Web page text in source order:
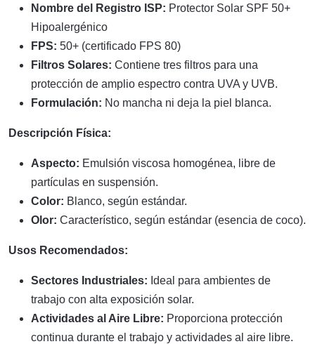
Nombre del Registro ISP: Protector Solar SPF 50+
Hipoalergénico
FPS: 50+ (certificado FPS 80)
Filtros Solares: Contiene tres filtros para una
protección de amplio espectro contra UVA y UVB.
Formulación: No mancha ni deja la piel blanca.
Descripción Física:
Aspecto: Emulsión viscosa homogénea, libre de
partículas en suspensión.
Color: Blanco, según estándar.
Olor: Característico, según estándar (esencia de coco).
Usos Recomendados:
Sectores Industriales: Ideal para ambientes de
trabajo con alta exposición solar.
Actividades al Aire Libre: Proporciona protección
continua durante el trabajo y actividades al aire libre.